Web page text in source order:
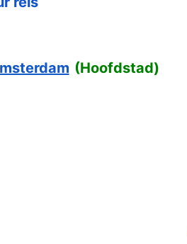
(Hoofdstad)